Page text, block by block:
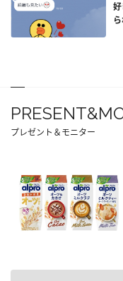
プレゼント＆モニター